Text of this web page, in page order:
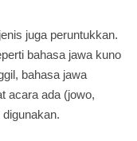
juga peruntukkan.
bahasa jawa kuno
bahasa jawa
acara ada (jowo,